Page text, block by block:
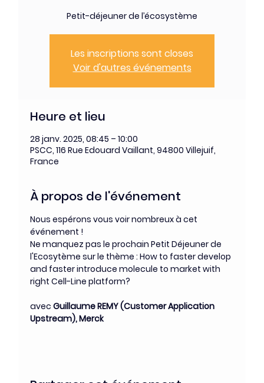
Petit-déjeuner de l’écosystème
Les inscriptions sont closes
Voir d'autres événements
Heure et lieu
28 janv. 2025, 08:45 – 10:00
PSCC, 116 Rue Edouard Vaillant, 94800 Villejuif,
France
À propos de l'événement
Nous espérons vous voir nombreux à cet
événement !
Ne manquez pas le prochain Petit Déjeuner de
l'Ecosytème sur le thème : How to faster develop
and faster introduce molecule to market with
right Cell-Line platform?
avec Guillaume REMY (Customer Application
Upstream), Merck